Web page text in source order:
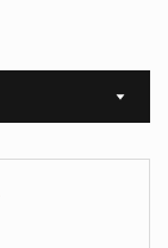
Sort